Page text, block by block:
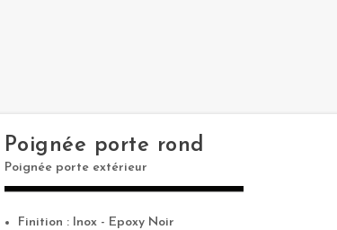
Poignée porte rond
Poignée porte extérieur
Finition : Inox - Epoxy Noir